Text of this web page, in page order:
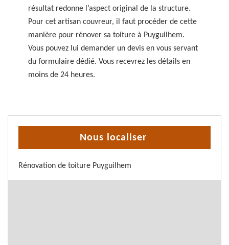
résultat redonne l’aspect original de la structure.
Pour cet artisan couvreur, il faut procéder de cette
manière pour rénover sa toiture à Puyguilhem.
Vous pouvez lui demander un devis en vous servant
du formulaire dédié. Vous recevrez les détails en
moins de 24 heures.
Nous localiser
Rénovation de toiture Puyguilhem